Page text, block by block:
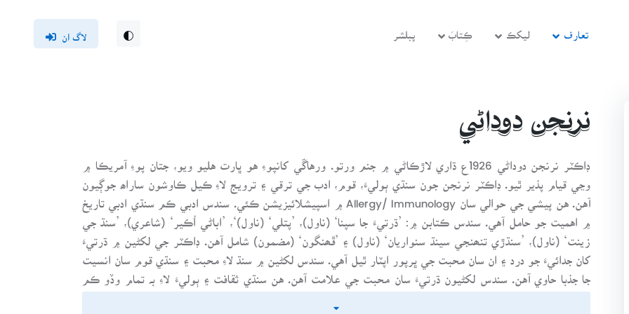
تعارف ليکڪ ڪِتابَ پبلشر لاگ ان
نرنجن دوداڻي
ڊاڪٽر نرنجن دوداڻي 1926ع ڌاري لاڙڪاڻي ۾ جنم ورتو. ورهاڱي کانپوءِ هو ڀارت هليو ويو، جتان پوءِ آمريڪا ۾
وڃي قيام پذير ٿيو. ڊاڪٽر نرنجن جون سنڌي ٻوليءَ، قوم، ادب جي ترقي ۽ ترويج لاءِ ڪيل ڪاوشون ساراھ جوڳيون
آهن. هن پيشي جي حوالي سان Allergy/ Immunology ۾ اسپيشلائيزيشن ڪئي. سندس ادبي ڪم سنڌي ادبي تاريخ
۾ اهميت جو حامل آهي. سندس ڪتابن ۾: ’ڌرتيءَ جا سپنا‘ (ناول)، ’پتلي‘ (ناول)‘، ’اباڻي اُڪير‘ (شاعري)، ’سنڌ جي
زينت‘ (ناول)، ’سنڌڙي تنھنجي سينڌ سنواريان‘ (ناول) ۽ ’ڦھنگون‘ (مضمون) شامل آهن. ڊاڪٽر جي لکڻين ۾ ڌرتيءَ
کان جدائيءَ جو درد ۽ ان سان محبت جي ڀرپور اپٽار ٿيل آهي. سندس لکڻين ۾ سنڌ لاءِ محبت ۽ سنڌي قوم سان انسيت
جا جذبا حاوي آهن. سندس لکڻيون ڌرتيءَ سان محبت جي علامت آهن. هن سنڌي ثقافت ۽ ٻوليءَ لاءِ بہ تمام وڏو ڪم
ڪيو. هن پرڏيھ ۾ سنڌين جي فروغ لاءِ آمريڪا ۾ ڪيتريون ئي ڪانفرنسون ڪرايون ۽ تنظيمن جو بنياد وڌو، جن جو
مقصد سنڌي ماڻھن، ٻولي ۽ ادب جو واڌارو ڪرڻ هيو. سندس ناولن ’سنڌ جي زينت‘ ۽ ’سنڌڙي تنھنجي سينڌ سنواريان‘